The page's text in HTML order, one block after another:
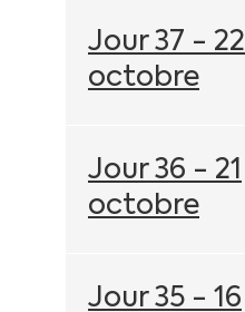
Jour 37 - 22
octobre
Jour 36 - 21
octobre
Jour 35 - 16